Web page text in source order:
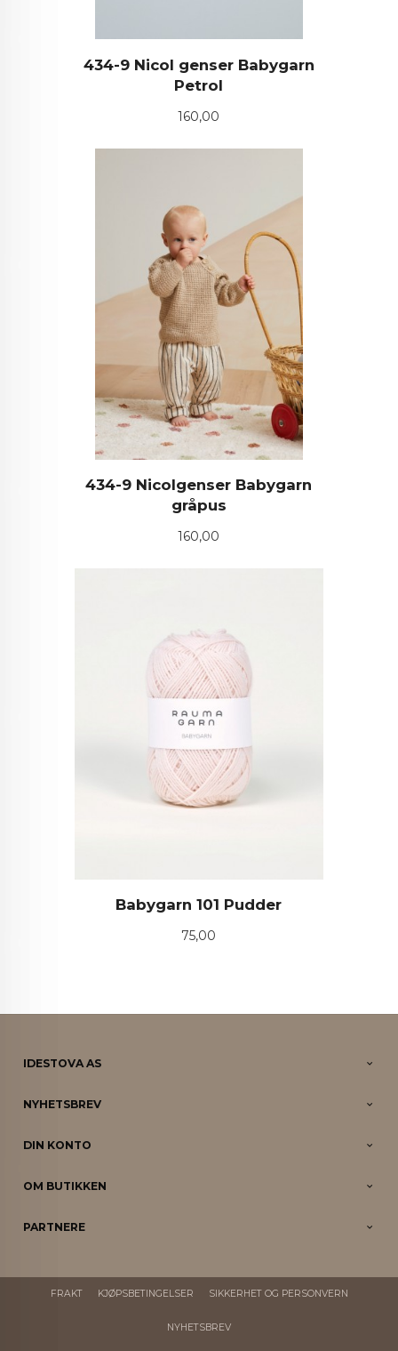
434-9 Nicol genser Babygarn
Petrol
Pris
160,00
434-9 Nicolgenser Babygarn
gråpus
Pris
160,00
Babygarn 101 Pudder
Pris
75,00
IDESTOVA AS
NYHETSBREV
DIN KONTO
OM BUTIKKEN
PARTNERE
FRAKT KJØPSBETINGELSER SIKKERHET OG PERSONVERN
NYHETSBREV